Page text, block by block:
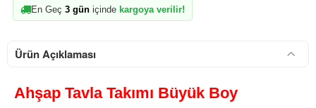
En Geç 3 gün içinde kargoya verilir!
Ürün Açıklaması
Ahşap Tavla Takımı Büyük Boy